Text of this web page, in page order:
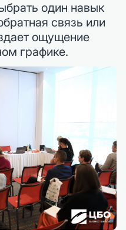
один навык
связь или
ощущение
графике.